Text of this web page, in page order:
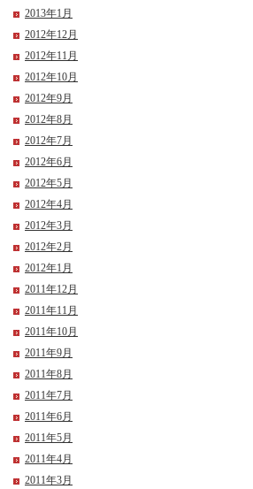
2013年1月
2012年12月
2012年11月
2012年10月
2012年9月
2012年8月
2012年7月
2012年6月
2012年5月
2012年4月
2012年3月
2012年2月
2012年1月
2011年12月
2011年11月
2011年10月
2011年9月
2011年8月
2011年7月
2011年6月
2011年5月
2011年4月
2011年3月